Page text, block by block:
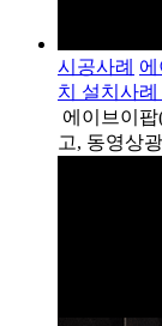
시공사례
치 설치사례
에이브이팝
고, 동영상